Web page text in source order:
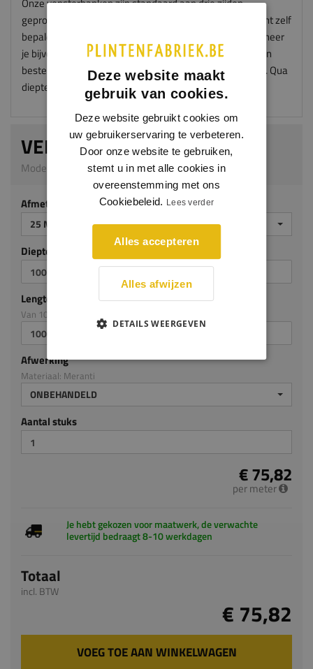
Onze vensterbanken zijn standaard aan drie zijden
geprofileerd en worden zonder "oortjes" geleverd. Je kunt zelf
bepalen hoe groot de oortjes worden na montage. Wanneer
je bijvoorbeeld oortjes wil van 50mm aan iedere zijde dan
bestel je je vensterbank met een overmaat van 100mm. Qua
diepte kies je dan 50mm meer.
VENSTERBANK TYCHE
Model 5008_M | 25 mm dik | Meranti
Afmeting
25 MM DIK
Diepte mm (milimeters)
Lengte mm (milimeters)
Van 100mm tot en met 3050mm
Afwerking
Materiaal: Meranti
ONBEHANDELD
Aantal stuks
€ 75,82
per meter
Je hebt gekozen voor maatwerk, de verwachte
levertijd bedraagt 8-10 werkdagen
Totaal
incl. BTW
€ 75,82
VOEG TOE AAN WINKELWAGEN
Deze website maakt
gebruik van cookies.
Deze website gebruikt cookies om
uw gebruikerservaring te verbeteren.
Door onze website te gebruiken,
stemt u in met alle cookies in
overeenstemming met ons
Cookiebeleid. Lees verder
Alles accepteren
Alles afwijzen
DETAILS WEERGEVEN